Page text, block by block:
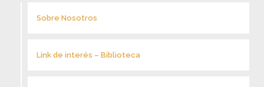
Sobre Nosotros
Link de interés – Biblioteca